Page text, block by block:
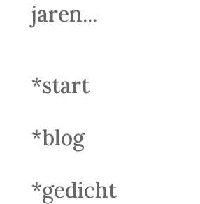
jaren...
*start
*blog
*gedicht